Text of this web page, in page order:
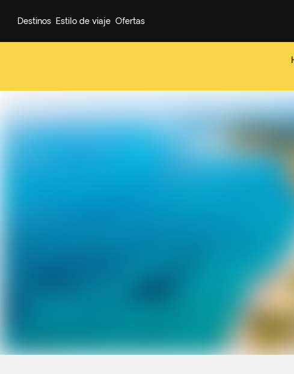
Destinos Estilo de viaje Ofertas